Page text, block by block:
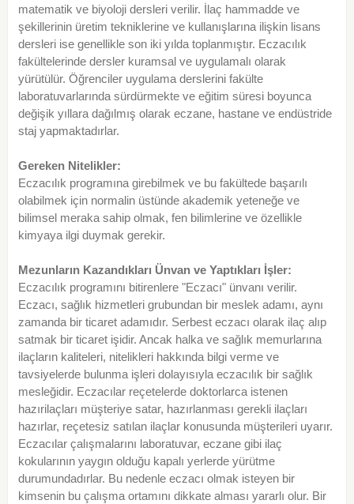
matematik ve biyoloji dersleri verilir. İlaç hammadde ve
şekillerinin üretim tekniklerine ve kullanışlarına ilişkin lisans
dersleri ise genellikle son iki yılda toplanmıştır. Eczacılık
fakültelerinde dersler kuramsal ve uygulamalı olarak
yürütülür. Öğrenciler uygulama derslerini fakülte
laboratuvarlarında sürdürmekte ve eğitim süresi boyunca
değişik yıllara dağılmış olarak eczane, hastane ve endüstride
staj yapmaktadırlar.
Gereken Nitelikler:
Eczacılık programına girebilmek ve bu fakültede başarılı
olabilmek için normalin üstünde akademik yeteneğe ve
bilimsel meraka sahip olmak, fen bilimlerine ve özellikle
kimyaya ilgi duymak gerekir.
Mezunların Kazandıkları Ünvan ve Yaptıkları İşler:
Eczacılık programını bitirenlere "Eczacı" ünvanı verilir.
Eczacı, sağlık hizmetleri grubundan bir meslek adamı, aynı
zamanda bir ticaret adamıdır. Serbest eczacı olarak ilaç alıp
satmak bir ticaret işidir. Ancak halka ve sağlık memurlarına
ilaçların kaliteleri, nitelikleri hakkında bilgi verme ve
tavsiyelerde bulunma işleri dolayısıyla eczacılık bir sağlık
mesleğidir. Eczacılar reçetelerde doktorlarca istenen
hazırilaçları müşteriye satar, hazırlanması gerekli ilaçları
hazırlar, reçetesiz satılan ilaçlar konusunda müşterileri uyarır.
Eczacılar çalışmalarını laboratuvar, eczane gibi ilaç
kokularının yaygın olduğu kapalı yerlerde yürütme
durumundadırlar. Bu nedenle eczacı olmak isteyen bir
kimsenin bu çalışma ortamını dikkate alması yararlı olur. Bir